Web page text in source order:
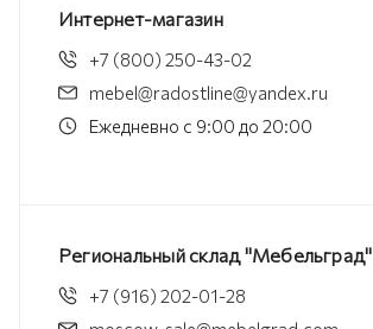
Интернет-магазин
+7 (800) 250-43-02
mebel@radostline@yandex.ru
Ежедневно с 9:00 до 20:00
Региональный склад "Мебельград"
+7 (916) 202-01-28